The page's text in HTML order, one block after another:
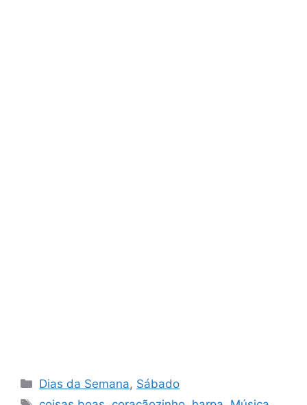
Categorias
Dias da Semana, Sábado
Tags